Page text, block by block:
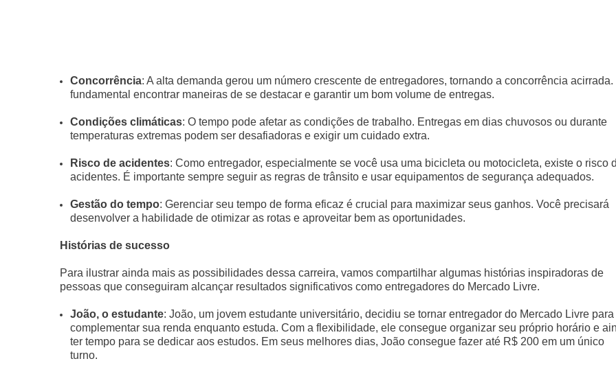
Concorrência: A alta demanda gerou um número crescente de entregadores, tornando a concorrência acirrada.
fundamental encontrar maneiras de se destacar e garantir um bom volume de entregas.
Condições climáticas: O tempo pode afetar as condições de trabalho. Entregas em dias chuvosos ou durante
temperaturas extremas podem ser desafiadoras e exigir um cuidado extra.
Risco de acidentes: Como entregador, especialmente se você usa uma bicicleta ou motocicleta, existe o risco
acidentes. É importante sempre seguir as regras de trânsito e usar equipamentos de segurança adequados.
Gestão do tempo: Gerenciar seu tempo de forma eficaz é crucial para maximizar seus ganhos. Você precisará
desenvolver a habilidade de otimizar as rotas e aproveitar bem as oportunidades.
Histórias de sucesso
Para ilustrar ainda mais as possibilidades dessa carreira, vamos compartilhar algumas histórias inspiradoras de
pessoas que conseguiram alcançar resultados significativos como entregadores do Mercado Livre.
João, o estudante: João, um jovem estudante universitário, decidiu se tornar entregador do Mercado Livre para
complementar sua renda enquanto estuda. Com a flexibilidade, ele consegue organizar seu próprio horário e
ter tempo para se dedicar aos estudos. Em seus melhores dias, João consegue fazer até R$ 200 em um único
turno.